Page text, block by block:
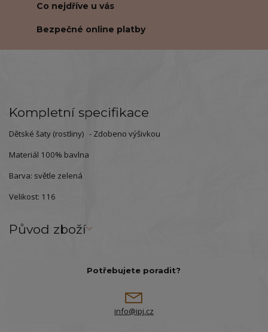
Co nejdříve u vás
Bezpečné online platby
Kompletní specifikace
Dětské šaty (rostliny) - Zdobeno výšivkou
Materiál 100% bavlna
Barva: světle zelená
Velikost: 116
Původ zboží
Potřebujete poradit?
info@ipj.cz